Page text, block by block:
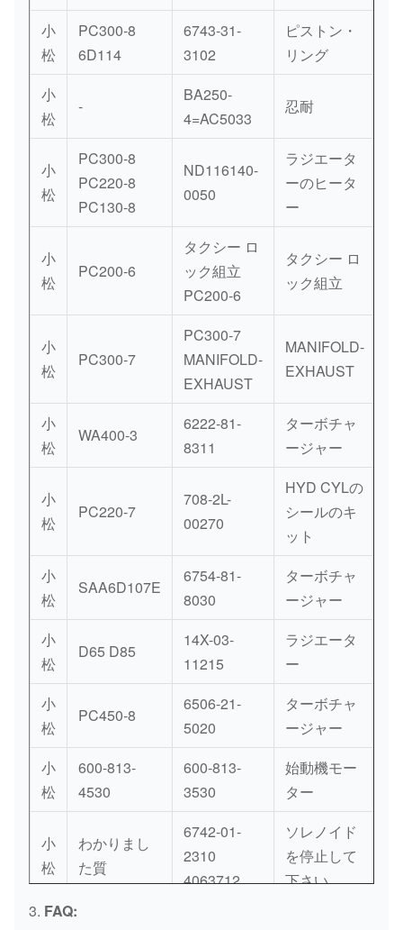
小
松
PC300-8
6D114
6743-31-
3102
ピストン・
リング
小
松
-
BA250-
4=AC5033
忍耐
小
松
PC300-8
PC220-8
PC130-8
ND116140-
0050
ラジエータ
ーのヒータ
ー
小
松
PC200-6
タクシー ロ
ック組立
PC200-6
タクシー ロ
ック組立
小
松
PC300-7
PC300-7
MANIFOLD-
EXHAUST
MANIFOLD-
EXHAUST
小
松
WA400-3
6222-81-
8311
ターボチャ
ージャー
小
松
PC220-7
708-2L-
00270
HYD CYLの
シールのキ
ット
小
松
SAA6D107E
6754-81-
8030
ターボチャ
ージャー
小
松
D65 D85
14X-03-
11215
ラジエータ
ー
小
松
PC450-8
6506-21-
5020
ターボチャ
ージャー
小
松
600-813-
4530
600-813-
3530
始動機モー
ター
小
松
わかりまし
た質
6742-01-
2310
4063712
ソレノイド
を停止して
下さい
3. FAQ: